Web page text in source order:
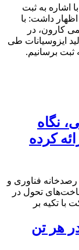
اشاره به ثبت
طی ۴ سال اخیر اظهار داشت: با
کارون، در
تولید ایزوسیانات طی
نگاه
کرده
فناوری و
تحول در
تکیه بر
دلار در هر تن